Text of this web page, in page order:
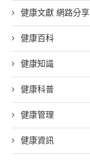
健康文獻 網路分享
健康百科
健康知識
健康科普
健康管理
健康資訊